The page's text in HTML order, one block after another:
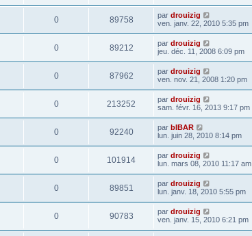
0 89758 par drouizig
ven. janv. 22, 2010 5:35 pm
0 89212 par drouizig
jeu. déc. 11, 2008 6:09 pm
0 87962 par drouizig
ven. nov. 21, 2008 1:20 pm
0 213252 par drouizig
sam. févr. 16, 2013 9:17 pm
0 92240 par bIBAR
lun. juin 28, 2010 8:14 pm
0 101914 par drouizig
lun. mars 08, 2010 11:17 am
0 89851 par drouizig
lun. janv. 18, 2010 5:55 pm
0 90783 par drouizig
ven. janv. 15, 2010 6:21 pm